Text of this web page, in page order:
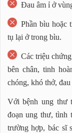
Đau âm ỉ ở
Phần bìu hoặc
tụ lại ở trong bìu.
Các triệu
bên chân, tinh
chóng, khó thở,
Với bệnh ung thư
đoạn ung thư, tình
trường hợp, bác sĩ